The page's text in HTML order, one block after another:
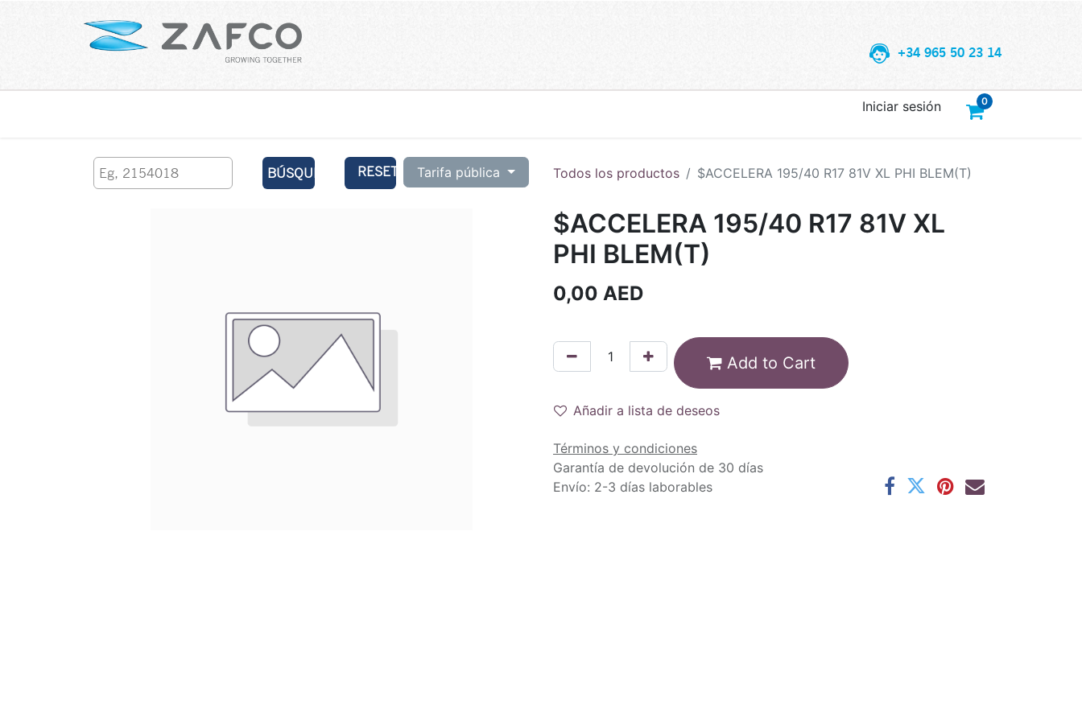
+34 965 50 23 14
0
Iniciar sesión
BÚSQUEDA RESET Tarifa pública Todos los productos $ACCELERA 195/40 R17 81V XL PHI BLEM(T)
$ACCELERA 195/40 R17 81V XL
PHI BLEM(T)
0,00 AED
Add to Cart
Añadir a lista de deseos
Términos y condiciones
Garantía de devolución de 30 días
Envío: 2-3 días laborables